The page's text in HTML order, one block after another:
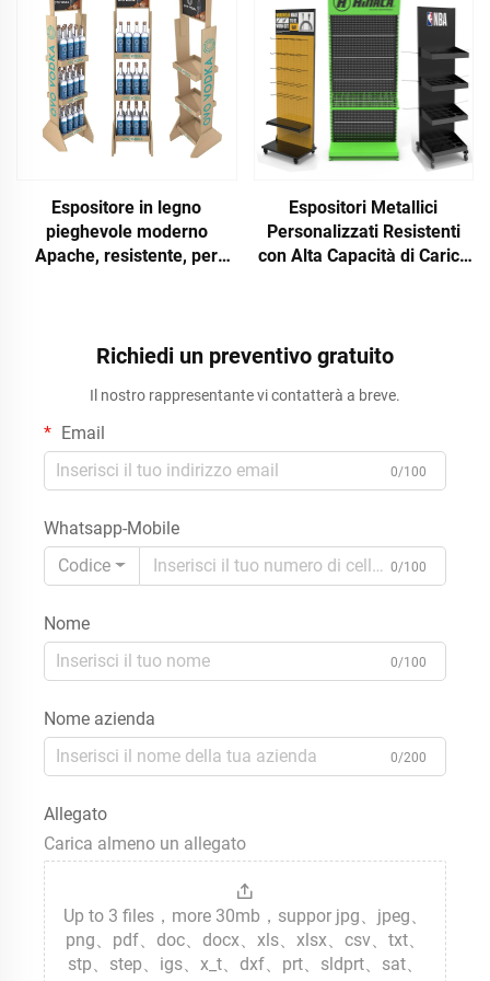
Espositore in legno
pieghevole moderno
Apache, resistente, per
Espositori Metallici
Personalizzati Resistenti
con Alta Capacità di Carico
Richiedi un preventivo gratuito
Il nostro rappresentante vi contatterà a breve.
Email
0/100
Whatsapp-Mobile
Codice
0/100
Nome
0/100
Nome azienda
0/200
Allegato
Carica almeno un allegato
Up to 3 files，more 30mb，suppor jpg、jpeg、
png、pdf、doc、docx、xls、xlsx、csv、txt、
stp、step、igs、x_t、dxf、prt、sldprt、sat、